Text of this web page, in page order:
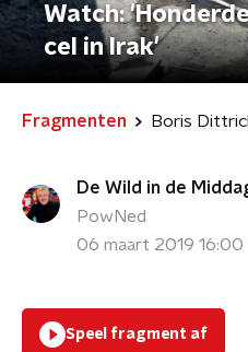
Watch:
cel in Irak'
Fragmenten
De Wild in de
PowNed
06 maart 2019 16:00
Speel fragment af